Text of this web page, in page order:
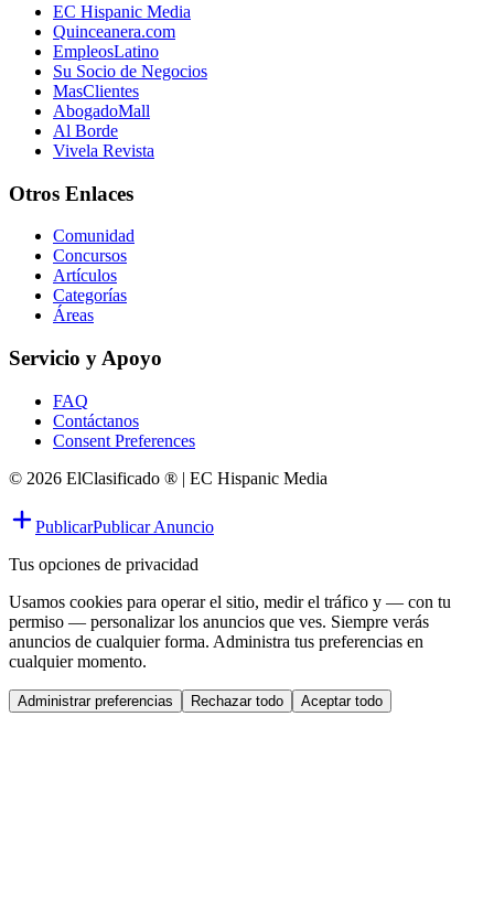
EC Hispanic Media
Quinceanera.com
EmpleosLatino
Su Socio de Negocios
MasClientes
AbogadoMall
Al Borde
Vivela Revista
Otros Enlaces
Comunidad
Concursos
Artículos
Categorías
Áreas
Servicio y Apoyo
FAQ
Contáctanos
Consent Preferences
© 2026 ElClasificado ® | EC Hispanic Media
PublicarPublicar Anuncio
Tus opciones de privacidad
Usamos cookies para operar el sitio, medir el tráfico y — con tu
permiso — personalizar los anuncios que ves. Siempre verás
anuncios de cualquier forma. Administra tus preferencias en
cualquier momento.
Administrar preferencias Rechazar todo Aceptar todo